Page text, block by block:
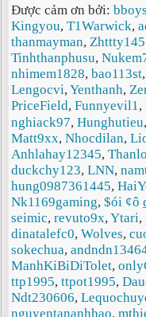
Được cảm ơn bởi:
Kingyou, T1Warwick,
thanmayman,
Tinhthanphusu,
nhimem1828, bao113st,
Lengocvi,Yenthanh,
PriceField, Funnyevil1,
nghiack97, Hunghutieu,
Matt9xx, Nhocdilan,
Anhlahay12345,
duckchy123, LNN,
hung0987361445,
Nk1169gaming, $ói ¢ô
seimic, revuto9x,Ytari,
dinatalefc0, Wolves,
sokechua,
ManhKiBiDiTolet,
ttp1995, ttpot1995,
Ndt230606,
nguyentananhhao,